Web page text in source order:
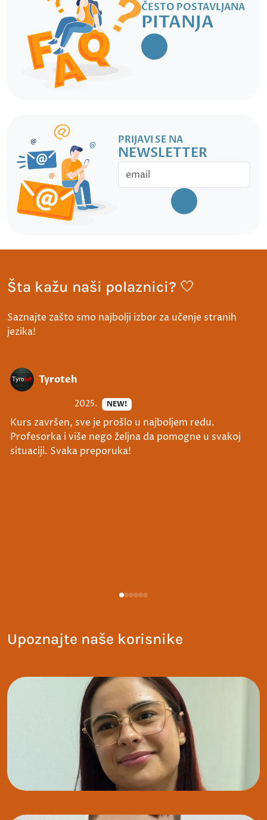
ČESTO POSTAVLJANA
PITANJA
PRIJAVI SE NA
NEWSLETTER
Šta kažu naši polaznici? 🤍
Saznajte zašto smo najbolji izbor za učenje stranih
jezika!
Tyroteh
2025. NEW!
Kurs završen, sve je prošlo u najboljem redu.
Profesorka i više nego željna da pomogne u svakoj
situaciji. Svaka preporuka!
Upoznajte naše korisnike